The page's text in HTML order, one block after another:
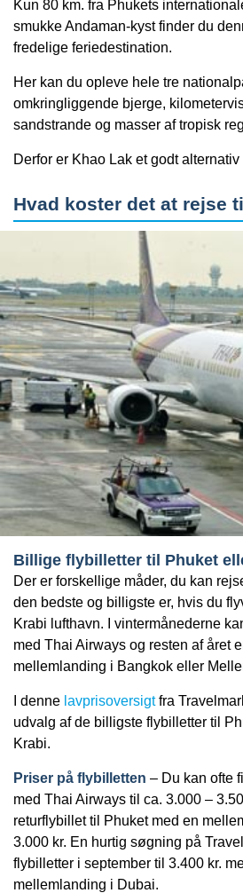
Kun 80 km. fra Phukets
smukke Andaman-kyst finder du
fredelige feriedestination.
Her kan du opleve hele tre
omkringliggende bjerge,
sandstrande og masser af tropisk
Derfor er Khao Lak et godt
Hvad koster det at rejse
Billige flybilletter til Phuket
Der er forskellige måder, du kan
den bedste og billigste er, hvis du
Krabi lufthavn. I vintermånederne
med Thai Airways og resten af året
mellemlanding i Bangkok eller
I denne lavprisoversigtfra
udvalg af de billigste flybilletter til
Krabi.
Priser på flybilletten – Du kan ofte
med Thai Airways til ca. 3.000 –
returflybillet til Phuket med en
3.000 kr. En hurtig søgning på
flybilletter i september til 3.400 kr.
mellemlanding i Dubai.